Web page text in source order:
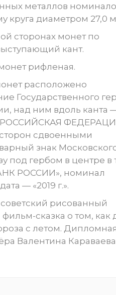
металлов
круга диаметром 27,0
сторонах монет по
кант.
рифленая.
расположено
Государственного
над ним вдоль канта
сдвоенными
знак
под гербом в центре в
РОССИИ», номинал
— «2019 г.».
рисованный
сказка о том, как
с летом.
Валентина